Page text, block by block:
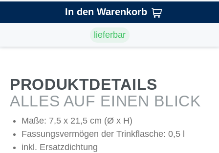
In den Warenkorb
lieferbar
PRODUKTDETAILS
ALLES AUF EINEN BLICK
Maße: 7,5 x 21,5 cm (Ø x H)
Fassungsvermögen der Trinkflasche: 0,5 l
inkl. Ersatzdichtung